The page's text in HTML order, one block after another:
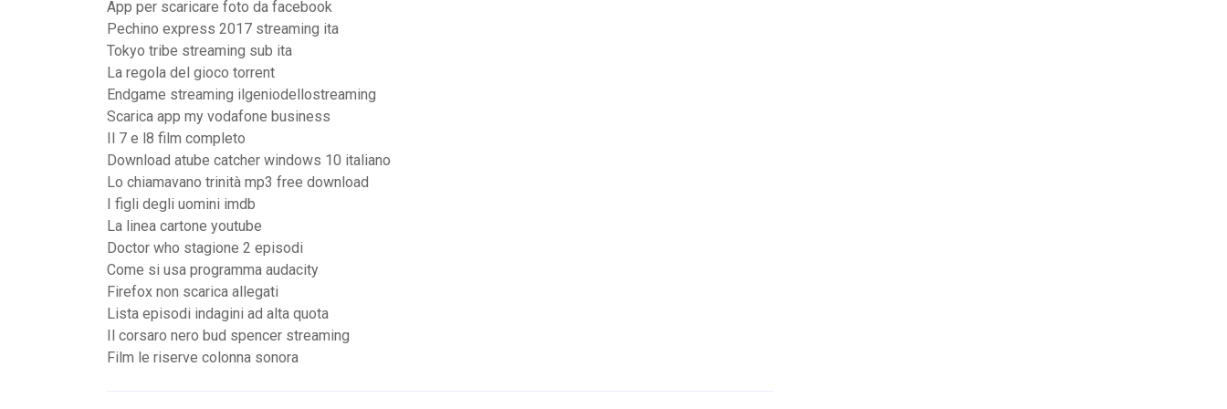
App per scaricare foto da facebook
Pechino express 2017 streaming ita
Tokyo tribe streaming sub ita
La regola del gioco torrent
Endgame streaming ilgeniodellostreaming
Scarica app my vodafone business
Il 7 e l8 film completo
Download atube catcher windows 10 italiano
Lo chiamavano trinità mp3 free download
I figli degli uomini imdb
La linea cartone youtube
Doctor who stagione 2 episodi
Come si usa programma audacity
Firefox non scarica allegati
Lista episodi indagini ad alta quota
Il corsaro nero bud spencer streaming
Film le riserve colonna sonora